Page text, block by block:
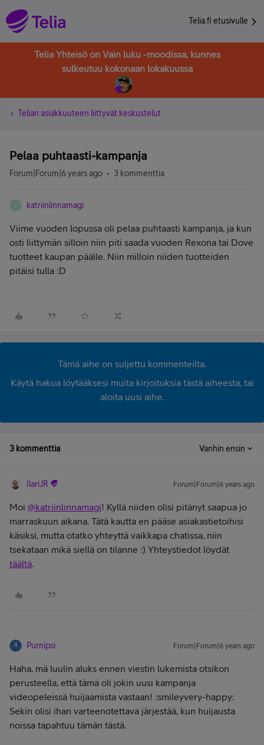
Telia.fi etusivulle
Telia Yhteisö on Vain luku -moodissa, kunnes
sulkeutuu kokonaan lokakuussa
Telian asiakkuuteen liittyvät keskustelut
Pelaa puhtaasti-kampanja
Forum|Forum|6 years ago 3 kommenttia
K katriinlinnamagi
Viime vuoden lopussa oli pelaa puhtaasti kampanja, ja kun
osti liittymän silloin niin piti saada vuoden Rexona tai Dove
tuotteet kaupan päälle. Niin milloin niiden tuotteiden
pitäisi tulla :D
Tämä aihe on suljettu kommenteilta.
Käytä hakua löytääksesi muita kirjoituksia tästä aiheesta, tai
aloita uusi aihe.
3 kommenttia Vanhin ensin
IlariJR Forum|Forum|6 years ago
Moi @katriinlinnamagi! Kyllä niiden olisi pitänyt saapua jo
marraskuun aikana. Tätä kautta en pääse asiakastietoihisi
käsiksi, mutta otatko yhteyttä vaikkapa chatissa, niin
tsekataan mikä siellä on tilanne :) Yhteystiedot löydät
täältä.
Purnipsi Forum|Forum|6 years ago
Haha, mä luulin aluks ennen viestin lukemista otsikon
perusteella, että tämä oli jokin uusi kampanja
videopeleissä huijaamista vastaan! :smileyvery-happy:
Sekin olisi ihan varteenotettava järjestää, kun huijausta
noissa tapahtuu tämän tästä.